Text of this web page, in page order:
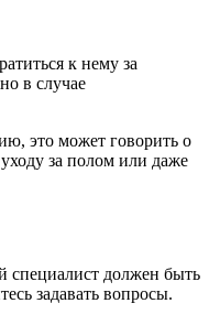
к нему за
в случае
это может говорить о
за полом или даже
специалист должен быть
задавать вопросы.